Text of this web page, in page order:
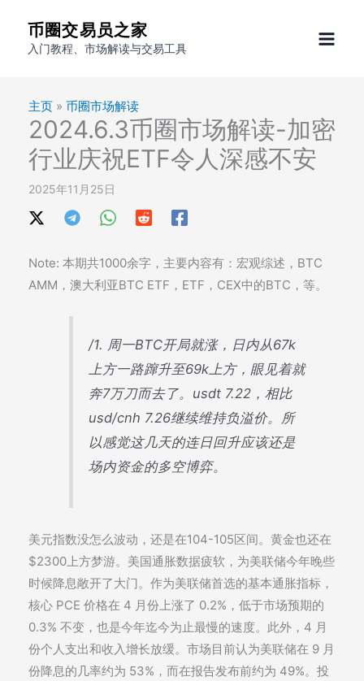
币圈交易员之家
入门教程、市场解读与交易工具
主页 » 币圈市场解读
2024.6.3币圈市场解读-加密
行业庆祝ETF令人深感不安
2025年11月25日
Note: 本期共1000余字，主要内容有：宏观综述，BTC
AMM，澳大利亚BTC ETF，ETF，CEX中的BTC，等。
/1. 周一BTC开局就涨，日内从67k
上方一路蹿升至69k上方，眼见着就
奔7万刀而去了。usdt 7.22，相比
usd/cnh 7.26继续维持负溢价。所
以感觉这几天的连日回升应该还是
场内资金的多空博弈。
美元指数没怎么波动，还是在104-105区间。黄金也还在
$2300上方梦游。美国通胀数据疲软，为美联储今年晚些
时候降息敞开了大门。作为美联储首选的基本通胀指标，
核心 PCE 价格在 4 月份上涨了 0.2%，低于市场预期的
0.3% 不变，也是今年迄今为止最慢的速度。此外，4 月
份个人支出和收入增长放缓。市场目前认为美联储在 9 月
份降息的几率约为 53%，而在报告发布前约为 49%。投